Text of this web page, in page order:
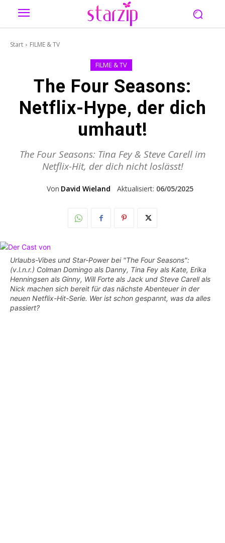
Start FILME & TV
FILME & TV
The Four Seasons:
Netflix-Hype, der dich
umhaut!
The Four Seasons: Tina Fey & Steve Carell im
Netflix-Hit, der dich nicht loslässt!
Von David Wieland Aktualisiert: 06/05/2025
Urlaubs-Vibes und Star-Power bei "The Four Seasons":
(v.l.n.r.) Colman Domingo als Danny, Tina Fey als Kate, Erika
Henningsen als Ginny, Will Forte als Jack und Steve Carell als
Nick machen sich bereit für das nächste Abenteuer in der
neuen Netflix-Hit-Serie. Wer ist schon gespannt, was da alles
passiert?